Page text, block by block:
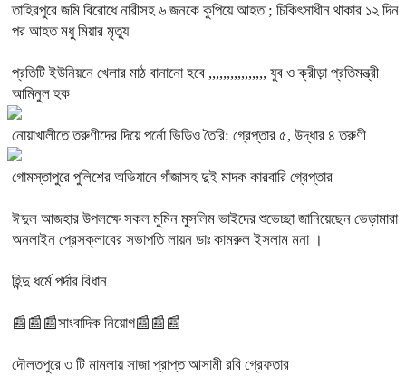
তাহিরপুরে জমি বিরোধে নারীসহ ৬ জনকে কুপিয়ে আহত ; চিকিৎসাধীন থাকার ১২ দিন
পর আহত মধু মিয়ার মৃত্যু
প্রতিটি ইউনিয়নে খেলার মাঠ বানানো হবে ,,,,,,,,,,,,,,,, যুব ও ক্রীড়া প্রতিমন্ত্রী
আমিনুল হক
নোয়াখালীতে তরুণীদের দিয়ে পর্নো ভিডিও তৈরি: গ্রেপ্তার ৫, উদ্ধার ৪ তরুণী
গোমস্তাপুরে পুলিশের অভিযানে গাঁজাসহ দুই মাদক কারবারি গ্রেপ্তার
ঈদুল আজহার উপলক্ষে সকল মুমিন মুসলিম ভাইদের শুভেচ্ছা জানিয়েছেন ভেড়ামারা
অনলাইন প্রেসক্লাবের সভাপতি লায়ন ডাঃ কামরুল ইসলাম মনা ।
হিন্দু ধর্মে পর্দার বিধান
📰📰📰সাংবাদিক নিয়োগ📰📰📰
দৌলতপুরে ৩ টি মামলায় সাজা প্রাপ্ত আসামী রবি গ্রেফতার